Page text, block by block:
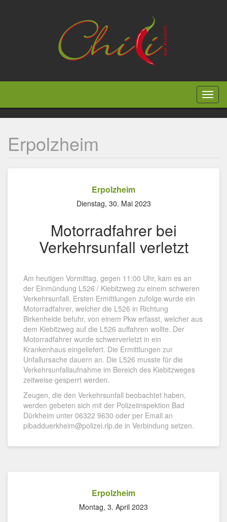
Erpolzheim
Erpolzheim
Dienstag, 30. Mai 2023
Motorradfahrer bei
Verkehrsunfall verletzt
Am heutigen Vormittag, gegen 11:00 Uhr, kam es an
der Einmündung L526 / Kiebitzweg zu einem schweren
Verkehrsunfall. Ersten Ermittlungen zufolge wurde ein
Motorradfahrer, welcher die L526 in Richtung
Birkenheide befuhr, von einem Pkw erfasst, welcher aus
dem Kiebitzweg auf die L526 auffahren wollte. Der
Motorradfahrer wurde schwerverletzt in ein
Krankenhaus eingeliefert. Die Ermittlungen zur
Unfallursache dauern an. Die L526 musste für die
Verkehrsunfallaufnahme im Bereich des Kiebitzweges
zeitweise gesperrt werden.
Zeugen, die den Verkehrsunfall beobachtet haben,
werden gebeten sich mit der Polizeiinspektion Bad
Dürkheim unter 06322 9630 oder per Email an
pibadduerkheim@polizei.rlp.de in Verbindung setzen.
Erpolzheim
Montag, 3. April 2023